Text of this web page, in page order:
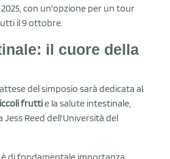
con un'opzione per un tour
il 9 ottobre.
il cuore della
del simposio sarà dedicata al
fruttie la salute intestinale,
Jess Reed dell'Università del